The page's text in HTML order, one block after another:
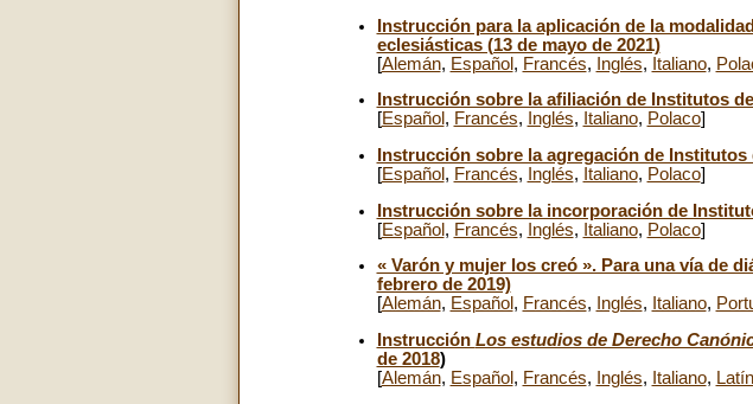
Instrucción para la aplicación de la
eclesiásticas (13 de mayo de 2021)
[Alemán, Español, Francés, Inglés, Italiano,
Instrucción sobre la afiliación de Institutos
[Español , Francés, Inglés, Italiano, Polaco]
Instrucción sobre la agregación de
[Español , Francés, Inglés, Italiano, Polaco]
Instrucción sobre la incorporación de
[Español, Francés, Inglés, Italiano, Polaco]
« Varón y mujer los creó ». Para una vía de
febrero de 2019)
[Alemán, Español , Francés, Inglés, Italiano,
Instrucción Los estudios de Derecho
de 2018)
[Alemán, Español , Francés, Inglés, Italiano, Latín